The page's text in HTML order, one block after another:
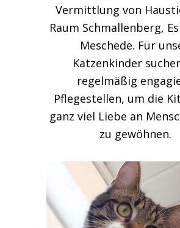
Vermittlung von
Raum Schmallenberg,
Meschede. Für
Katzenkinder
regelmäßig
Pflegestellen, um die
ganz viel Liebe an
zu gewöhnen.